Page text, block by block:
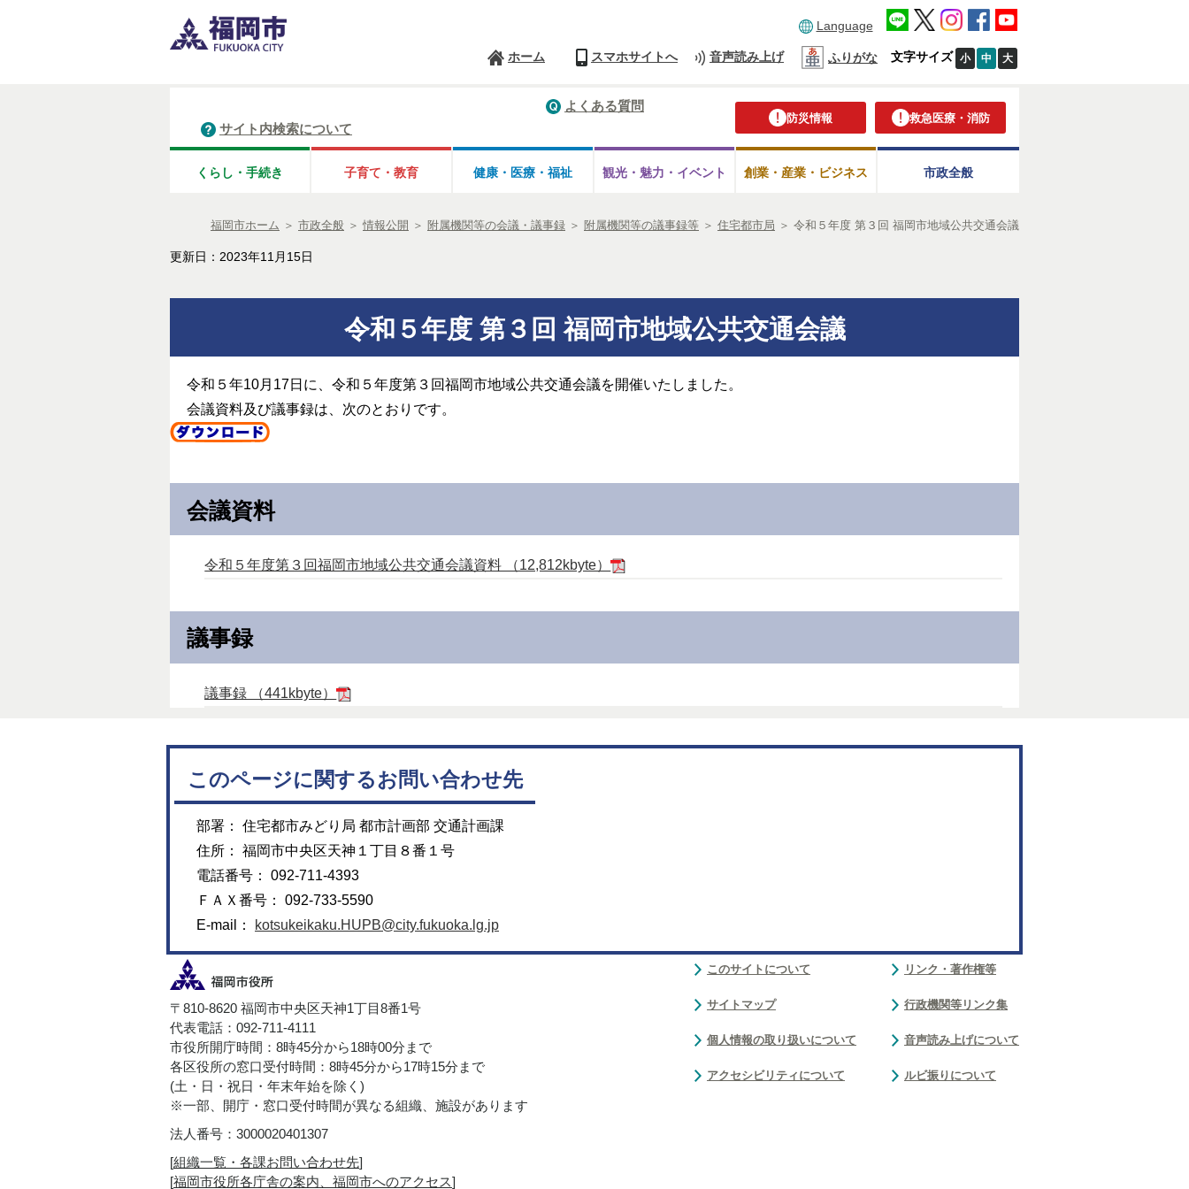
Language
ホーム スマホサイトへ 音声読み上げ ふりがな 文字サイズ 小 中 大
防災情報 救急医療・消防
よくある質問
サイト内検索について
くらし・手続き 子育て・教育 健康・医療・ 福祉 観光・魅力・ イベント 創業・産業・ビジネス 市政全般
福岡市ホーム ＞ 市政全般 ＞ 情報公開 ＞ 附属機関等の会議・議事録 ＞ 附属機関等の議事録等 ＞ 住宅都市局 ＞ 令和５年度 第３回 福岡市地域公共交通会議
更新日：2023年11月15日
令和５年度 第３回 福岡市地域公共交通会議
令和５年10月17日に、令和５年度第３回福岡市地域公共交通会議を開催いたしました。
会議資料及び議事録は、次のとおりです。
会議資料
令和５年度第３回福岡市地域公共交通会議資料 （12,812kbyte）
議事録
議事録 （441kbyte）
このページに関するお問い合わせ先
部署： 住宅都市みどり局 都市計画部 交通計画課
住所： 福岡市中央区天神１丁目８番１号
電話番号： 092-711-4393
ＦＡＸ番号： 092-733-5590
E-mail：
kotsukeikaku.HUPB@city.fukuoka.lg.jp
〒810-8620 福岡市中央区天神1丁目8番1号
代表電話：092-711-4111
市役所開庁時間：8時45分から18時00分まで
各区役所の窓口受付時間：8時45分から17時15分まで
(土・日・祝日・年末年始を除く)
※一部、開庁・窓口受付時間が異なる組織、施設があります
法人番号：3000020401307
[組織一覧・各課お問い合わせ先]
[福岡市役所各庁舎の案内、福岡市へのアクセス]
このサイトについて
サイトマップ
個人情報の取り扱いについて
アクセシビリティについて
リンク・著作権等
行政機関等リンク集
音声読み上げについて
ルビ振りについて